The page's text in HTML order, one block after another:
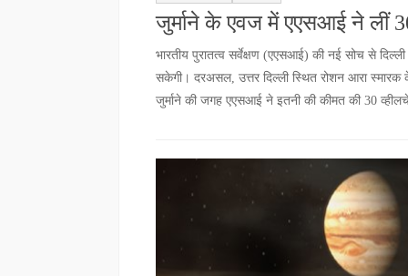
जुर्माने के एवज में एएसआई ने लीं
भारतीय पुरातत्व सर्वेक्षण (एएसआई) की नई सोच से
सकेगी। दरअसल, उत्तर दिल्ली स्थित रोशन आरा
जुर्माने की जगह एएसआई ने इतनी की कीमत की 30